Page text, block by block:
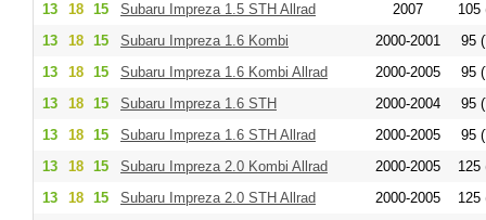
13
18 15 Subaru Impreza 1.5 STH Allrad 2007
105
13
18 15 Subaru Impreza 1.6 Kombi 2000-2001
95
13
18 15 Subaru Impreza 1.6 Kombi Allrad 2000-2005
95
13
18 15 Subaru Impreza 1.6 STH 2000-2004
95
13
18 15 Subaru Impreza 1.6 STH Allrad 2000-2005
95
13
18 15 Subaru Impreza 2.0 Kombi Allrad 2000-2005
125
13
18 15 Subaru Impreza 2.0 STH Allrad 2000-2005
125